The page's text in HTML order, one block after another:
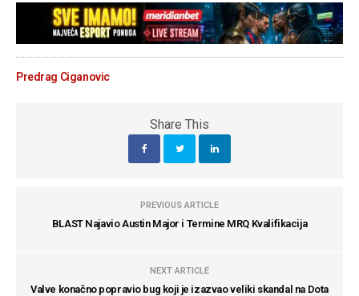
Predrag Ciganovic
Share This
PREVIOUS ARTICLE
BLAST Najavio Austin Major i Termine MRQ Kvalifikacija
NEXT ARTICLE
Valve konačno popravio bug koji je izazvao veliki skandal na Dota